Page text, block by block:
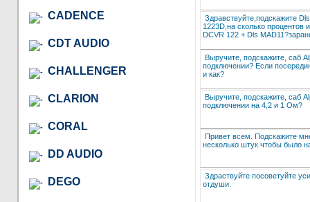
CADENCE
CDT AUDIO
CHALLENGER
CLARION
CORAL
DD AUDIO
DEGO
Здравствуйте,подскажите
1223D,на сколько процентов
DCVR 122 + Dls
Выручите, подскажите, саб
подключении? Если
и как?
Выручите, подскажите, саб
подключении на 4,2 и 1 Ом?
Привет всем. Подскажите
несколько штук чтобы было
Здраствуйте посоветуйте
отдуши.